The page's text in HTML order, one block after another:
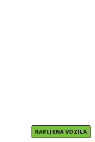
RABLJENA VOZILA